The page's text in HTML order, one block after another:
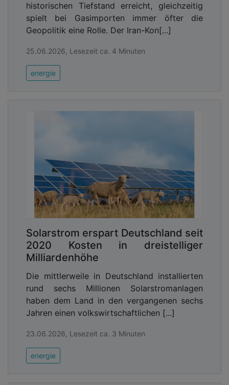
historischen Tiefstand erreicht, gleichzeitig
spielt bei Gasimporten immer öfter die
Geopolitik eine Rolle. Der Iran-Kon[...]
25.06.2026, Lesezeit ca. 4 Minuten
energie
Solarstrom erspart Deutschland seit
2020 Kosten in dreistelliger
Milliardenhöhe
Die mittlerweile in Deutschland installierten
rund sechs Millionen Solarstromanlagen
haben dem Land in den vergangenen sechs
Jahren einen volkswirtschaftlichen [...]
23.06.2026, Lesezeit ca. 3 Minuten
energie